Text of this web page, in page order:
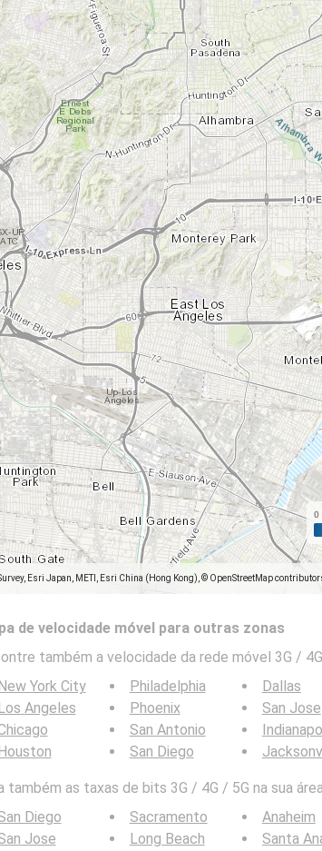
Esri Japan, METI, Esri China (Hong Kong), © OpenStreetMap
de velocidade móvel para outras zonas
também a velocidade da rede móvel 3G /
York City
Angeles
Philadelphia
Phoenix
San Antonio
San Diego
Dallas
San Jose
também as taxas de bits 3G / 4G / 5G na sua
Diego
Jose
Sacramento
Long Beach
Anaheim
Santa